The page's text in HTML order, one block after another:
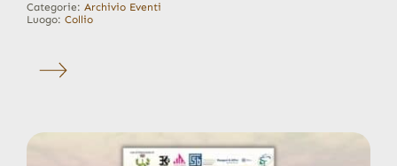
Categorie: Archivio Eventi
Luogo: Collio